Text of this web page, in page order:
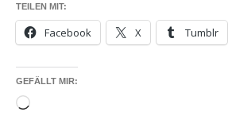
TEILEN MIT:
Facebook X Tumblr
GEFÄLLT MIR:
Wird